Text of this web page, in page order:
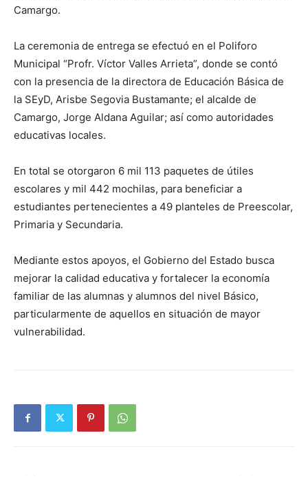
Camargo.
La ceremonia de entrega se efectuó en el Poliforo
Municipal “Profr. Víctor Valles Arrieta”, donde se contó
con la presencia de la directora de Educación Básica de
la SEyD, Arisbe Segovia Bustamante; el alcalde de
Camargo, Jorge Aldana Aguilar; así como autoridades
educativas locales.
En total se otorgaron 6 mil 113 paquetes de útiles
escolares y mil 442 mochilas, para beneficiar a
estudiantes pertenecientes a 49 planteles de Preescolar,
Primaria y Secundaria.
Mediante estos apoyos, el Gobierno del Estado busca
mejorar la calidad educativa y fortalecer la economía
familiar de las alumnas y alumnos del nivel Básico,
particularmente de aquellos en situación de mayor
vulnerabilidad.